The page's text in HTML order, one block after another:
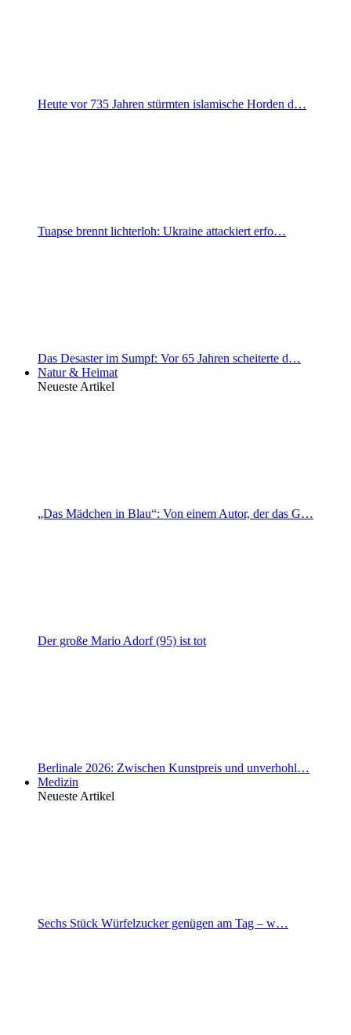
Heute vor 735 Jahren stürmten islamische Horden d…
Tuapse brennt lichterloh: Ukraine attackiert erfo…
Das Desaster im Sumpf: Vor 65 Jahren scheiterte d…
Natur & Heimat
Neueste Artikel
„Das Mädchen in Blau“: Von einem Autor, der das G…
Der große Mario Adorf (95) ist tot
Berlinale 2026: Zwischen Kunstpreis und unverhohl…
Medizin
Neueste Artikel
Sechs Stück Würfelzucker genügen am Tag – w…